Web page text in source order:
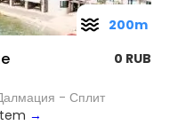
0 RUB
- Сплит
→
200m